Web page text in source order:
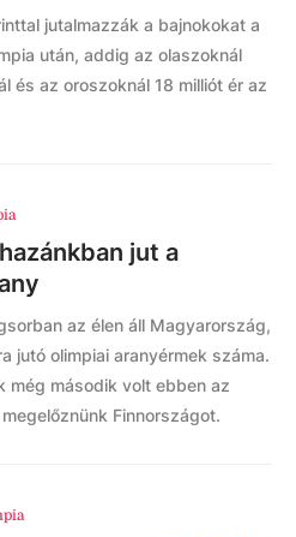
jutalmazzák a bajnokokat a
után, addig az olaszoknál
és az oroszoknál 18 milliót ér az
jut a
az élen áll Magyarország,
jutó olimpiai aranyérmek száma.
még második volt ebben az
Finnországot.